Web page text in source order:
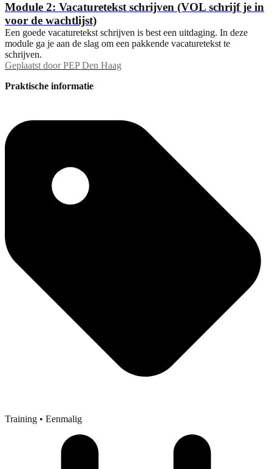
Module 2: Vacaturetekst schrijven (VOL schrijf je in
voor de wachtlijst)
Een goede vacaturetekst schrijven is best een uitdaging. In deze
module ga je aan de slag om een pakkende vacaturetekst te
schrijven.
Geplaatst door PEP Den Haag
Praktische informatie
Training • Eenmalig